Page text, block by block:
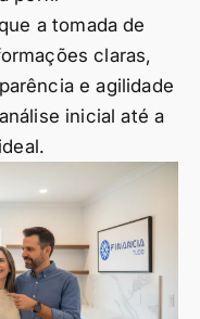
a tomada de
claras,
e agilidade
inicial até a